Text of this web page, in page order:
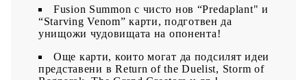
Fusion Summon с чисто нов “Predaplant" и
“Starving Venom” карти, подготвен да
унищожи чудовищата на опонента!
Още карти, които могат да подсилят идеи
представени в Return of the Duelist, Storm of